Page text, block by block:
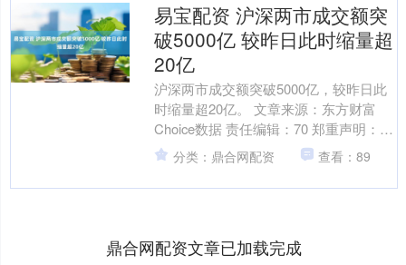
易宝配资 沪深两市成交额突
破5000亿 较昨日此时缩量超
20亿
沪深两市成交额突破5000亿，较昨日此
时缩量超20亿。 文章来源：东方财富
Choice数据 责任编辑：70 郑重声明：东
方财富发布此内容旨在传播更多信息，
与本站....
分类：鼎合网配资 查看：89
鼎合网配资文章已加载完成